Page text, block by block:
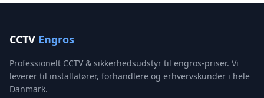
CCTV Engros
Professionelt CCTV & sikkerhedsudstyr til engros-priser. Vi
leverer til installatører, forhandlere og erhvervskunder i hele
Danmark.